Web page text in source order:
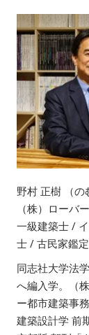
野村 正樹 （の
（株）ロー
一級建築士 /
士 / 古民家鑑
同志社大学法
へ編入学。（
ー都市建築事
建築設計学 前